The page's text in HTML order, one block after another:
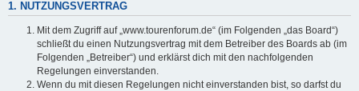
1. NUTZUNGSVERTRAG
Mit dem Zugriff auf „www.tourenforum.de“ (im Folgenden „das Board“)
schließt du einen Nutzungsvertrag mit dem Betreiber des Boards ab (im
Folgenden „Betreiber“) und erklärst dich mit den nachfolgenden
Regelungen einverstanden.
Wenn du mit diesen Regelungen nicht einverstanden bist, so darfst du